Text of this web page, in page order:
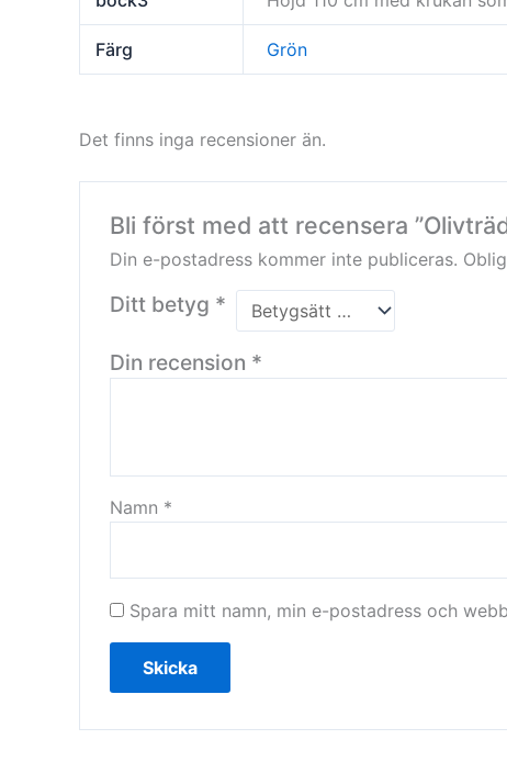
Färg Grön
Det finns inga recensioner än.
Bli först med att recensera
Din e-postadress kommer inte publiceras.
Ditt betyg *
Din recension *
Namn *
Spara mitt namn, min e-postadress och